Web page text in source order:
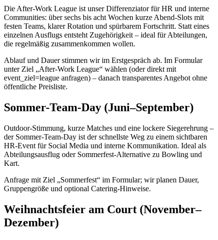
Die After-Work League ist unser Differenziator für HR und interne
Communities: über sechs bis acht Wochen kurze Abend-Slots mit
festen Teams, klarer Rotation und spürbarem Fortschritt. Statt eines
einzelnen Ausflugs entsteht Zugehörigkeit – ideal für Abteilungen,
die regelmäßig zusammenkommen wollen.
Ablauf und Dauer stimmen wir im Erstgespräch ab. Im Formular
unter Ziel „After-Work League“ wählen (oder direkt mit
event_ziel=league anfragen) – danach transparentes Angebot ohne
öffentliche Preisliste.
Sommer-Team-Day (Juni–September)
Outdoor-Stimmung, kurze Matches und eine lockere Siegerehrung –
der Sommer-Team-Day ist der schnellste Weg zu einem sichtbaren
HR-Event für Social Media und interne Kommunikation. Ideal als
Abteilungsausflug oder Sommerfest-Alternative zu Bowling und
Kart.
Anfrage mit Ziel „Sommerfest“ im Formular; wir planen Dauer,
Gruppengröße und optional Catering-Hinweise.
Weihnachtsfeier am Court (November–
Dezember)